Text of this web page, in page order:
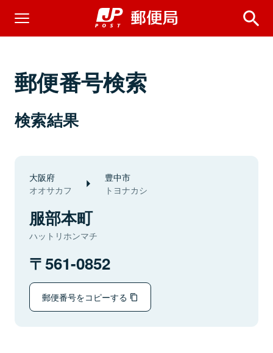
郵便番号検索
検索結果
大阪府
オオサカフ
豊中市
トヨナカシ
服部本町
ハットリホンマチ
561-0852
郵便番号をコピーする